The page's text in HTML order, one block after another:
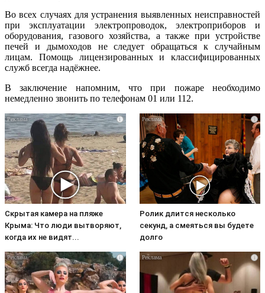
Во всех случаях для устранения выявленных неисправностей
при эксплуатации электропроводок, электроприборов и
оборудования, газового хозяйства, а также при устройстве
печей и дымоходов не следует обращаться к случайным
лицам. Помощь лицензированных и классифицированных
служб всегда надёжнее.
В заключение напомним, что при пожаре необходимо
немедленно звонить по телефонам 01 или 112.
i
Скрытая камера на пляже
Крыма: Что люди вытворяют,
когда их не видят...
i
Ролик длится несколько
секунд, а смеяться вы будете
долго
i i